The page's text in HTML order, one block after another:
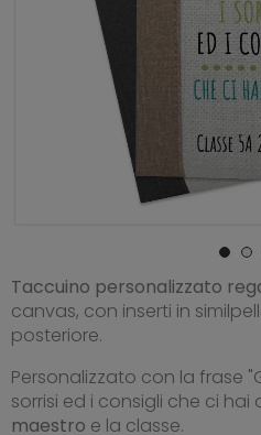
Taccuino personalizzato
canvas, con inserti in
posteriore.
Personalizzato con la frase
sorrisi ed i consigli che ci hai
maestro e la classe.